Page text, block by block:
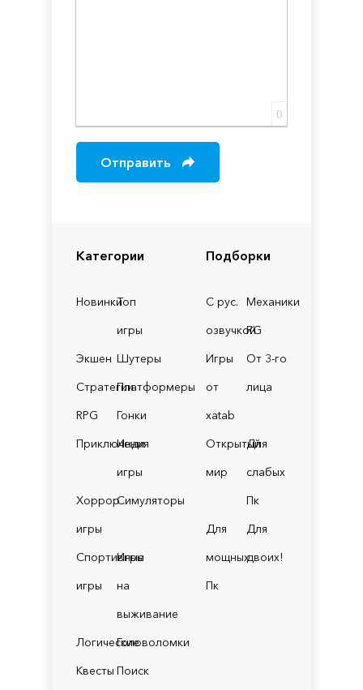
Категории
НовинкиТоп
игры
Экшен Шутеры
СтратегииПлатформеры
RPG
Гонки
Приключения
Инди
игры
Хоррор
игры
Симуляторы
Спортивные
игры
Игры
на
выживание
ЛогическиеГоловоломки
Квесты Поиск
Подборки
С рус.
озвучкой
Механики
RG
Игры
от
xatab
От 3-го
лица
Открытый
мир
Для
слабых
Пк
Для
мощных
Пк
Для
двоих!
0
Отправить